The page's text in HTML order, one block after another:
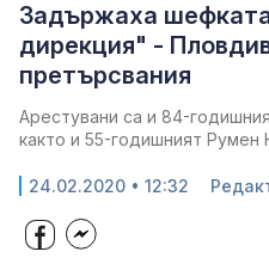
Задържаха
дирекция" -
претърсвания
Арестувани са и 84-
както и 55-годишният Румен
24.02.2020 • 12:32